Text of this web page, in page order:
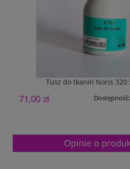
Tusz do tkanin Noris 320
71,00 zł Dostępność:
Opinie o